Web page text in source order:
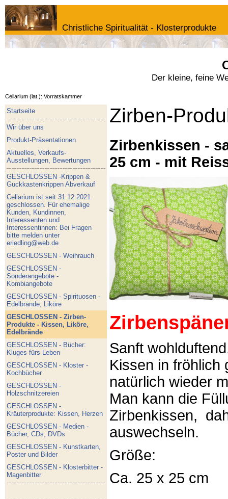
Christliche Spiritualität - Klosterprodukte
Der kleine, feine
Cellarium (lat.): Vorratskammer
Startseite
Wir über uns
Produkt-Präsentationen
Aktuelles, Verkaufs-
Ausstellungen, Bewertungen
GESCHLOSSEN -Krippen &
Guckkastenkrippen Abverkauf
Cellarium ist seit 31.12.2021
geschlossen. Für ehemalige
Kunden, Kundinnen,
Interessenten und
Interessentinnen: Bei Fragen
bitte melden unter
eriedling@web.de
GESCHLOSSEN - Weihrauch
GESCHLOSSEN -
Sonderangebote -
Kombiangebote
GESCHLOSSEN - Spirituosen -
Edelbrände, Liköre
GESCHLOSSEN - Zirben-
Produkte - Kissen, Liköre,
Edelbrände
GESCHLOSSEN - Bücher:
Kluges fürs Leben
GESCHLOSSEN - Kloster -
Kochbücher
GESCHLOSSEN -
Holzschnitzereien
GESCHLOSSEN -
Kräuterprodukte: Kissen, Herzen
GESCHLOSSEN - Medien -
Bücher, CDs, DVDs
GESCHLOSSEN - Kunstkarten,
Poster und Bilder
GESCHLOSSEN - Klosterbitter -
Magenbitter
Zirben-
Zirbenkissen -
25 cm - mit
Sanft
Kissen in fröhlich
natürlich wieder
Man kann die
Zirbenkissen,
auswechseln.
Größe:
Ca. 25 x 25 cm